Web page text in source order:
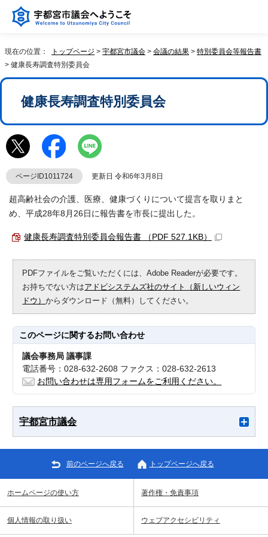
現在の位置： トップページ > 宇都宮市議会 > 会議の結果 > 特別委員会等報告書
> 健康長寿調査特別委員会
健康長寿調査特別委員会
ページID1011724 更新日 令和6年3月8日
超高齢社会の介護、医療、健康づくりについて提言を取りまと
め、平成28年8月26日に報告書を市長に提出した。
健康長寿調査特別委員会報告書 （PDF 527.1KB）
PDFファイルをご覧いただくには、Adobe Readerが必要です。
お持ちでない方はアドビシステムズ社のサイト（新しいウィン
ドウ）からダウンロード（無料）してください。
このページに関するお問い合わせ
議会事務局 議事課
電話番号：028-632-2608 ファクス：028-632-2613
お問い合わせは専用フォームをご利用ください。
宇都宮市議会
前のページへ戻る トップページへ戻る
ホームページの使い方 著作権・免責事項
個人情報の取り扱い ウェブアクセシビリティ